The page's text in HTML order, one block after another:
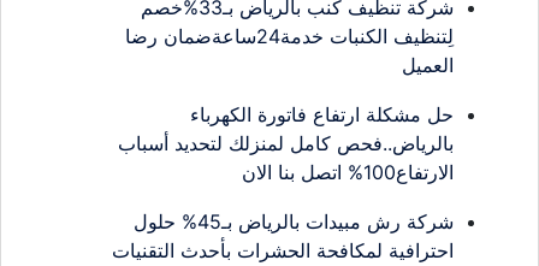
شركة تنظيف كنب بالرياض بـ33%خصم
لِتنظيف الكنبات خدمة24ساعةضمان رضا
العميل
حل مشكلة ارتفاع فاتورة الكهرباء
بالرياض..فحص كامل لمنزلك لتحديد أسباب
الارتفاع100% اتصل بنا الان
شركة رش مبيدات بالرياض بـ45% حلول
احترافية لمكافحة الحشرات بأحدث التقنيات